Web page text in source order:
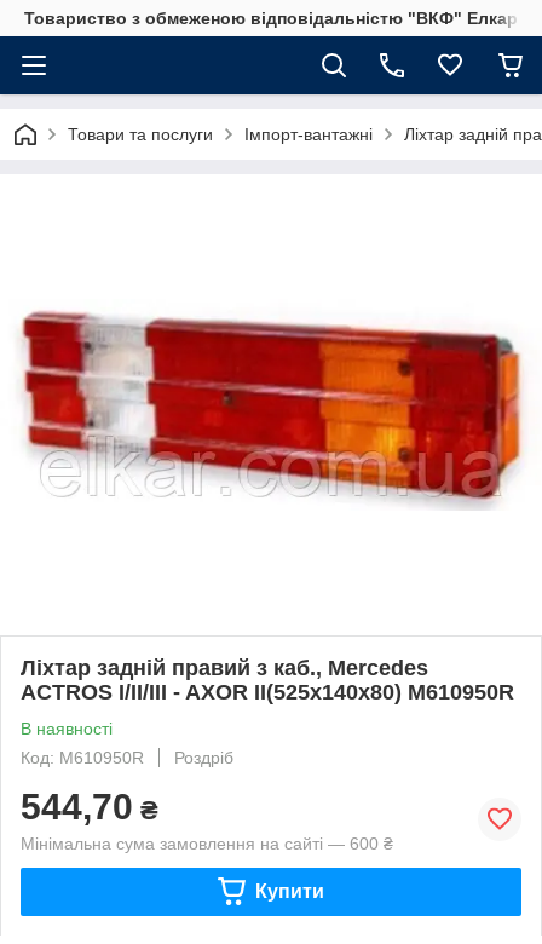
Товариство з обмеженою відповідальністю "ВКФ" Елкар"
Товари та послуги Імпорт-вантажні Ліхтар задній
Ліхтар задній правий з каб., Mercedes
ACTROS I/II/III - AXOR II(525x140x80) М610950R
В наявності
Код: М610950R
Роздріб
544,70 ₴
Мінімальна сума замовлення на сайті — 600 ₴
Купити